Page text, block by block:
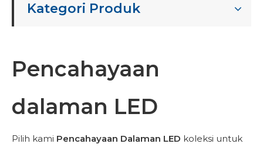
Kategori Produk
Pencahayaan
dalaman LED
Pilih kami Pencahayaan Dalaman LED koleksi untuk